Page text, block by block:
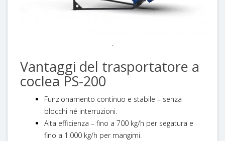
Vantaggi del trasportatore a
coclea PS-200
Funzionamento continuo e stabile – senza
blocchi né interruzioni.
Alta efficienza – fino a 700 kg/h per segatura e
fino a 1.000 kg/h per mangimi.